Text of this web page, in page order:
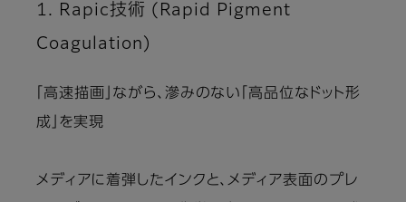
1. Rapic技術 (Rapid Pigment
Coagulation)
「高速描画」ながら、滲みのない「高品位なドット形
成」を実現
メディアに着弾したインクと、メディア表面のプレ